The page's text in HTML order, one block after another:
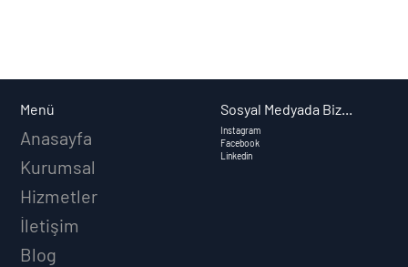
Menü
Anasayfa
Kurumsal
Hizmetler
İletişim
Blog
Sosyal Medyada Biz...
Instagram
Facebook
Linkedin